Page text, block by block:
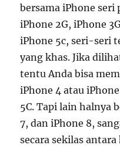
bersama iPhone seri
iPhone 2G, iPhone
iPhone 5c, seri-seri
yang khas. Jika
tentu Anda bisa
iPhone 4 atau
5C. Tapi lain halnya
7, dan iPhone 8,
secara sekilas